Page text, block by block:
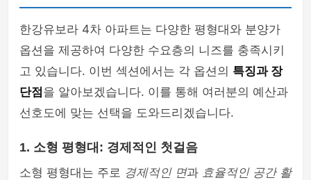
한강유보라 4차 아파트는 다양한 평형대와 분양가
옵션을 제공하여 다양한 수요층의 니즈를 충족시키
고 있습니다. 이번 섹션에서는 각 옵션의 특징과 장
단점을 알아보겠습니다. 이를 통해 여러분의 예산과
선호도에 맞는 선택을 도와드리겠습니다.
1. 소형 평형대: 경제적인 첫걸음
소형 평형대는 주로 경제적인 면과 효율적인 공간 활